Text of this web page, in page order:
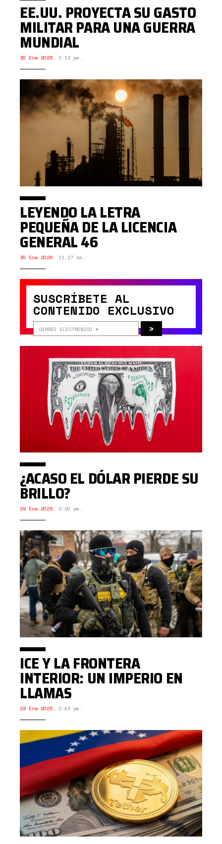
EE.UU. PROYECTA SU GASTO
MILITAR PARA UNA GUERRA
MUNDIAL
30 Ene 2026, 1:13 pm.
SUSCRÍBETE AL
CONTENIDO EXCLUSIVO
>
LEYENDO LA LETRA
PEQUEÑA DE LA LICENCIA
GENERAL 46
30 Ene 2026, 11:27 am.
¿ACASO EL DÓLAR PIERDE SU
BRILLO?
29 Ene 2026, 2:20 pm.
ICE Y LA FRONTERA
INTERIOR: UN IMPERIO EN
LLAMAS
28 Ene 2026, 2:42 pm.